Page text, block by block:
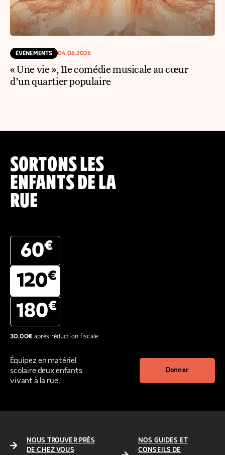
ÉVÉNEMENTS 04.06.2026
« Une vie », 11e comédie musicale au cœur
d’un quartier populaire
SORTONS LES
ENFANTS DE LA
RUE
60€
120€
180€
30.00€après réduction fiscale
Équipez en matériel
scolaire deux enfants
vivant à la rue.
Donner
NOUS TROUVER PRÈS
DE CHEZ VOUS
NOS GUIDES ET
CONSEILS DE